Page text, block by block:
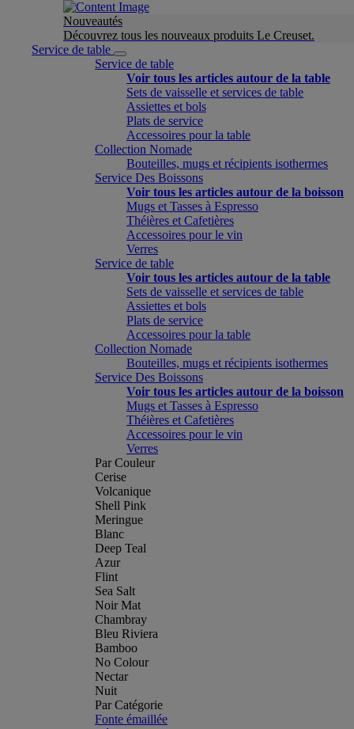
Nouveautés
Découvrez tous les nouveaux produits Le Creuset.
Service de table
Service de table
Voir tous les articles autour de la table
Sets de vaisselle et services de table
Assiettes et bols
Plats de service
Accessoires pour la table
Collection Nomade
Bouteilles, mugs et récipients isothermes
Service Des Boissons
Voir tous les articles autour de la boisson
Mugs et Tasses à Espresso
Théières et Cafetières
Accessoires pour le vin
Verres
Service de table
Voir tous les articles autour de la table
Sets de vaisselle et services de table
Assiettes et bols
Plats de service
Accessoires pour la table
Collection Nomade
Bouteilles, mugs et récipients isothermes
Service Des Boissons
Voir tous les articles autour de la boisson
Mugs et Tasses à Espresso
Théières et Cafetières
Accessoires pour le vin
Verres
Par Couleur
Cerise
Volcanique
Shell Pink
Meringue
Blanc
Deep Teal
Azur
Flint
Sea Salt
Noir Mat
Chambray
Bleu Riviera
Bamboo
No Colour
Nectar
Nuit
Par Catégorie
Fonte émaillée